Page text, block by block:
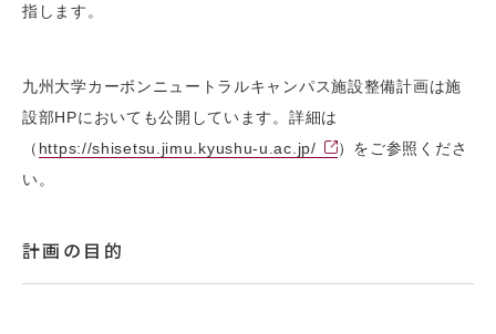
指します。
九州大学カーボンニュートラルキャンパス施設整備計画は施
設部HPにおいても公開しています。詳細は
（ https://shisetsu.jimu.kyushu-u.ac.jp/
）をご参照くださ
い。
計画の目的